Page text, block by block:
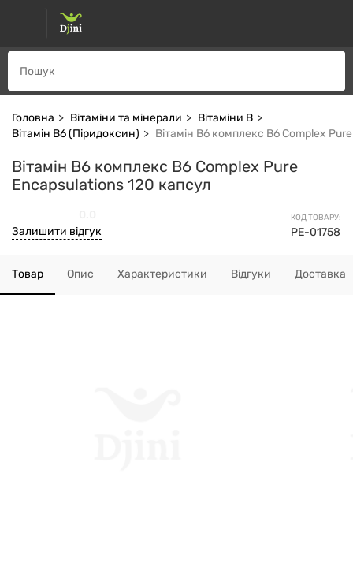
Головна Вітаміни та мінерали
Вітаміни В
Вітамін В6 (Піридоксин)
Вітамін B6 комплекс B6 Complex
Вітамін B6 комплекс B6 Complex Pure
Encapsulations 120 капсул
КОД ТОВАРУ:
PE-01758
Залишити відгук
Товар Опис Характеристики Відгуки Доставка